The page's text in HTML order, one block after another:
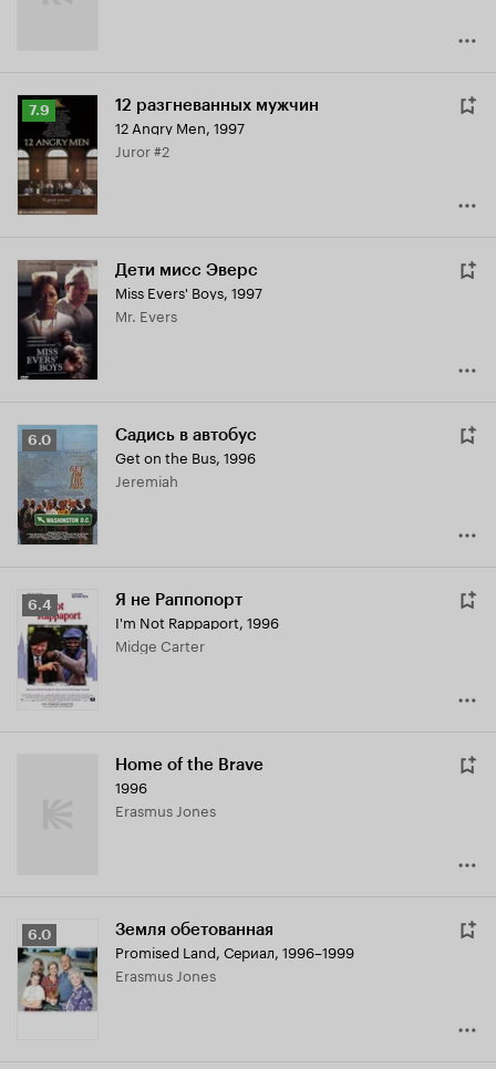
Рейтинг
Кинопоиска
7.9
7.9 12 разгневанных мужчин
12 Angry Men, 1997
Juror #2
Дети мисс Эверс
Miss Evers' Boys, 1997
Mr. Evers
Рейтинг
Кинопоиска
6.0
6.0 Садись в автобус
Get on the Bus, 1996
Jeremiah
Рейтинг
Кинопоиска
6.4
6.4 Я не Раппопорт
I'm Not Rappaport, 1996
Midge Carter
Home of the Brave
1996
Erasmus Jones
Рейтинг
Кинопоиска
6.0
6.0 Земля обетованная
Promised Land, Сериал, 1996–1999
Erasmus Jones